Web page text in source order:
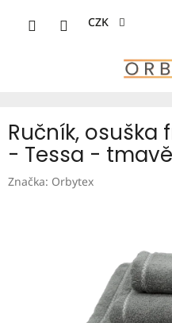
CZK
Ručník, osuška
- Tessa -
Značka: Orbytex